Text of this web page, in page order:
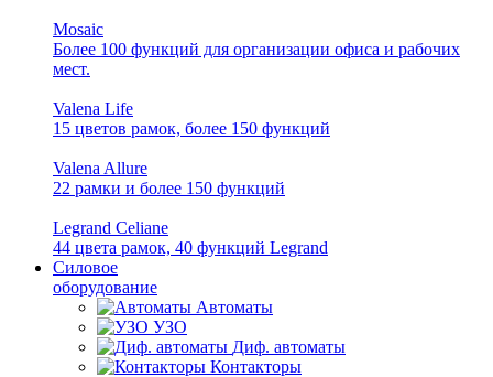
Mosaic
Более 100 функций для организации офиса и рабочих
мест.
Valena Life
15 цветов рамок, более 150 функций
Valena Allure
22 рамки и более 150 функций
Legrand Celiane
44 цвета рамок, 40 функций Legrand
Силовое
оборудование
Автоматы
УЗО
Диф. автоматы
Контакторы